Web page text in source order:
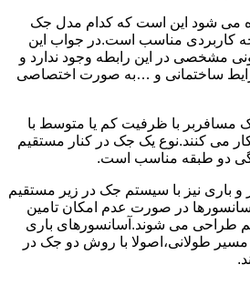
می شود این است که کدام مدل جک
کاربردی مناسب است.در جواب این
مشخصی در این رابطه وجود ندارد و
ساختمانی و …به صورت اختصاصی
مسافربر با ظرفیت کم یا متوسط با
می کنند.نوع یک جک در کنار مستقیم
دو طبقه مناسب است.
و باری نیز با سیستم جک در زیر مستقیم
در صورت عدم امکان تامین
طراحی می شوند.آسانسورهای باری
طولانی،اصولا با روش دو جک در